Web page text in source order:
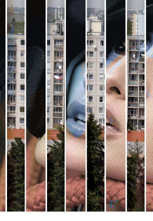
edu
Vše o ČT